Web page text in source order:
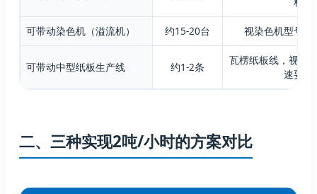
可带动染色机（溢流机） 约15-20台 视染色机型号和
可带动中型纸板生产线 约1-2条
瓦楞纸板线，视热
速要求
二、三种实现2吨/小时的方案对比